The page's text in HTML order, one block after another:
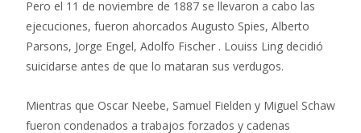
Pero el 11 de noviembre de 1887 se llevaron a cabo las
ejecuciones, fueron ahorcados Augusto Spies, Alberto
Parsons, Jorge Engel, Adolfo Fischer . Louiss Ling decidió
suicidarse antes de que lo mataran sus verdugos.
Mientras que Oscar Neebe, Samuel Fielden y Miguel Schaw
fueron condenados a trabajos forzados y cadenas